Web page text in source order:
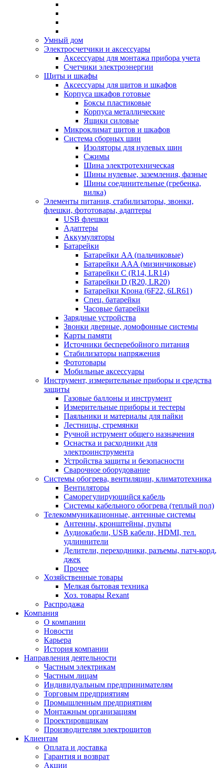
Умный дом
Электросчетчики и аксессуары
Аксессуары для монтажа прибора учета
Счетчики электроэнергии
Щиты и шкафы
Аксессуары для щитов и шкафов
Корпуса шкафов готовые
Боксы пластиковые
Корпуса металлические
Ящики силовые
Микроклимат щитов и шкафов
Система сборных шин
Изоляторы для нулевых шин
Сжимы
Шина электротехническая
Шины нулевые, заземления, фазные
Шины соединительные (гребенка,
вилка)
Элементы питания, стабилизаторы, звонки,
флешки, фототовары, адаптеры
USB флешки
Адаптеры
Аккумуляторы
Батарейки
Батарейки AA (пальчиковые)
Батарейки AAA (мизинчиковые)
Батарейки C (R14, LR14)
Батарейки D (R20, LR20)
Батарейки Крона (6F22, 6LR61)
Спец. батарейки
Часовые батарейки
Зарядные устройства
Звонки дверные, домофонные системы
Карты памяти
Источники бесперебойного питания
Стабилизаторы напряжения
Фототовары
Мобильные аксессуары
Инструмент, измерительные приборы и средства
защиты
Газовые баллоны и инструмент
Измерительные приборы и тестеры
Паяльники и материалы для пайки
Лестницы, стремянки
Ручной иструмент общего назначения
Оснастка и расходники для
электроинструмента
Устройства защиты и безопасности
Сварочное оборудование
Системы обогрева, вентиляции, климатотехника
Вентиляторы
Саморегулирующийся кабель
Системы кабельного обогрева (теплый пол)
Телекоммуникационные, антенные системы
Антенны, кронштейны, пульты
Аудиокабели, USB кабели, HDMI, тел.
удлиннители
Делители, переходники, разъемы, патч-корд,
джек
Прочее
Хозяйственные товары
Мелкая бытовая техника
Хоз. товары Rexant
Распродажа
Компания
О компании
Новости
Карьера
История компании
Направления деятельности
Частным электрикам
Частным лицам
Индивидуальным предпринимателям
Торговым предприятиям
Промышленным предприятиям
Монтажным организациям
Проектировщикам
Производителям электрощитов
Клиентам
Оплата и доставка
Гарантия и возврат
Акции